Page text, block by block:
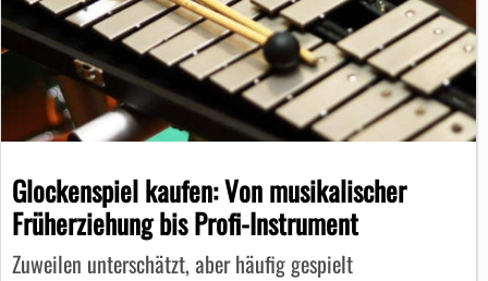
Glockenspiel kaufen: Von musikalischer
Früherziehung bis Profi-Instrument
Zuweilen unterschätzt, aber häufig gespielt